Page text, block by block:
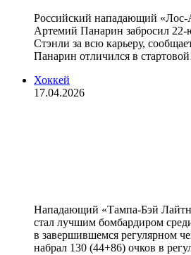
Российский нападающий
Артемий Панарин забросил
Стэнли за всю карьеру,
Панарин отличился в
Хоккей
17.04.2026
Нападающий «Тампа‑Бэй
стал лучшим бомбардиром
в завершившемся регулярном
набрал 130 (44+86) очков в